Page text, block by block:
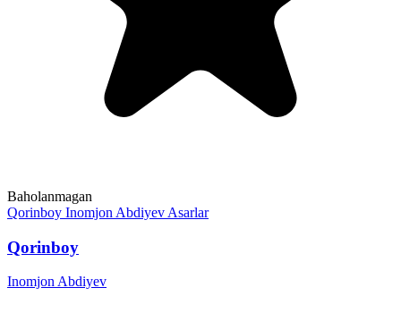
Baholanmagan
Qorinboy Inomjon Abdiyev Asarlar
Qorinboy
Inomjon Abdiyev